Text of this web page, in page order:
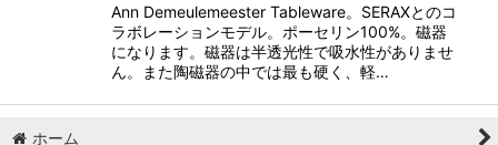
Ann Demeulemeester Tableware。SERAXとのコ
ラボレーションモデル。ポーセリン100%。磁器
になります。磁器は半透光性で吸水性がありませ
ん。また陶磁器の中では最も硬く、軽…
ホーム